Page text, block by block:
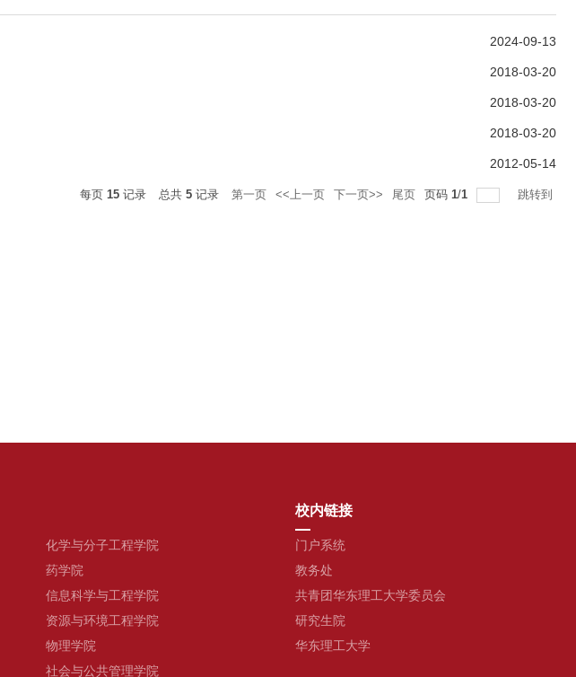
2024-09-13
2018-03-20
2018-03-20
2018-03-20
2012-05-14
每页 15 记录 总共 5 记录 第一页 <<上一页 下一页>> 尾页 页码 1/1 跳转到
化学与分子工程学院
药学院
信息科学与工程学院
资源与环境工程学院
物理学院
社会与公共管理学院
校内链接
门户系统
教务处
共青团华东理工大学委员会
研究生院
华东理工大学